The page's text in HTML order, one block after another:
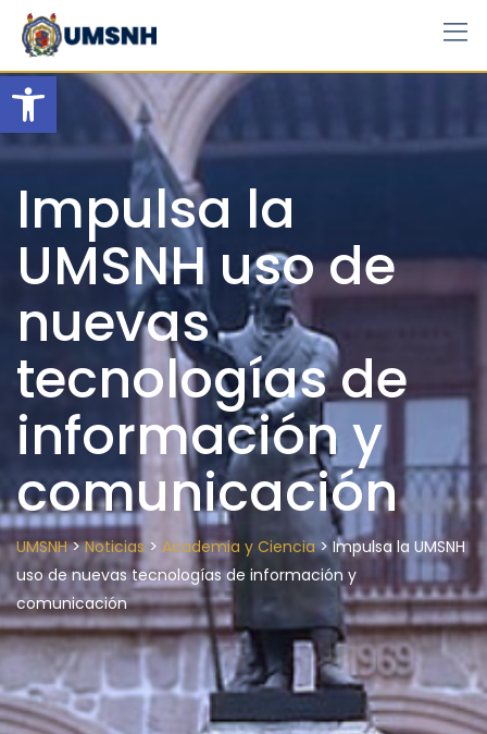
Open toolbar
Skip
content
Impulsa la
UMSNH uso de
nuevas
tecnologías de
información y
comunicación
UMSNH>Noticias > Academia y Ciencia>Impulsa la UMSNH
uso de nuevas tecnologías de información y
comunicación